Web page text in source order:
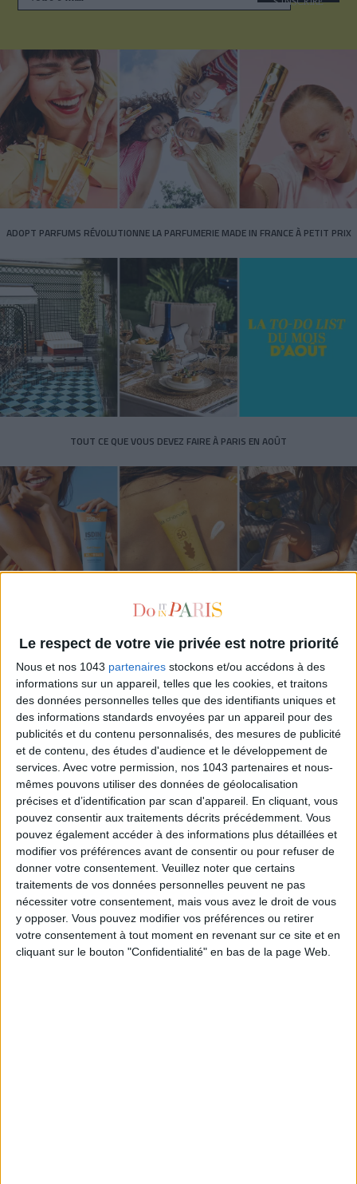
Le respect de votre vie privée est notre priorité
Nous et nos 1043 partenaires stockons et/ou accédons à des
informations sur un appareil, telles que les cookies, et traitons
des données personnelles telles que des identifiants uniques et
des informations standards envoyées par un appareil pour des
publicités et du contenu personnalisés, des mesures de publicité
et de contenu, des études d'audience et le développement de
services. Avec votre permission, nos 1043 partenaires et nous-
mêmes pouvons utiliser des données de géolocalisation
précises et d’identification par scan d'appareil. En cliquant, vous
pouvez consentir aux traitements décrits précédemment. Vous
pouvez également accéder à des informations plus détaillées et
modifier vos préférences avant de consentir ou pour refuser de
donner votre consentement. Veuillez noter que certains
traitements de vos données personnelles peuvent ne pas
nécessiter votre consentement, mais vous avez le droit de vous
y opposer. Vous pouvez modifier vos préférences ou retirer
votre consentement à tout moment en revenant sur ce site et en
cliquant sur le bouton "Confidentialité" en bas de la page Web.
ADOPT PARFUMS RÉVOLUTIONNE LA PARFUMERIE MADE IN FRANCE À PETIT PRIX
TOUT CE QUE VOUS DEVEZ FAIRE À PARIS EN AOÛT
LES SPF 50 QUI DONNENT ENVIE DE SE TARTINER
LES MEILLEURS HÔTELS POUR UN WEEK-END SPA ET GASTRONOMIE